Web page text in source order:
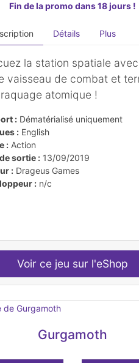
Fin de la promo dans 18 jours !
Détails Plus
la station spatiale avec
vaisseau de combat et
atomique !
: Dématérialisé uniquement
: English
: Action
sortie : 13/09/2019
: Drageus Games
: n/c
Voir ce jeu sur l'eShop
Gurgamoth